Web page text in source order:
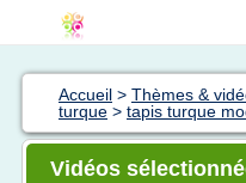
Accueil > Thèmes &
turque > tapis turque
Vidéos